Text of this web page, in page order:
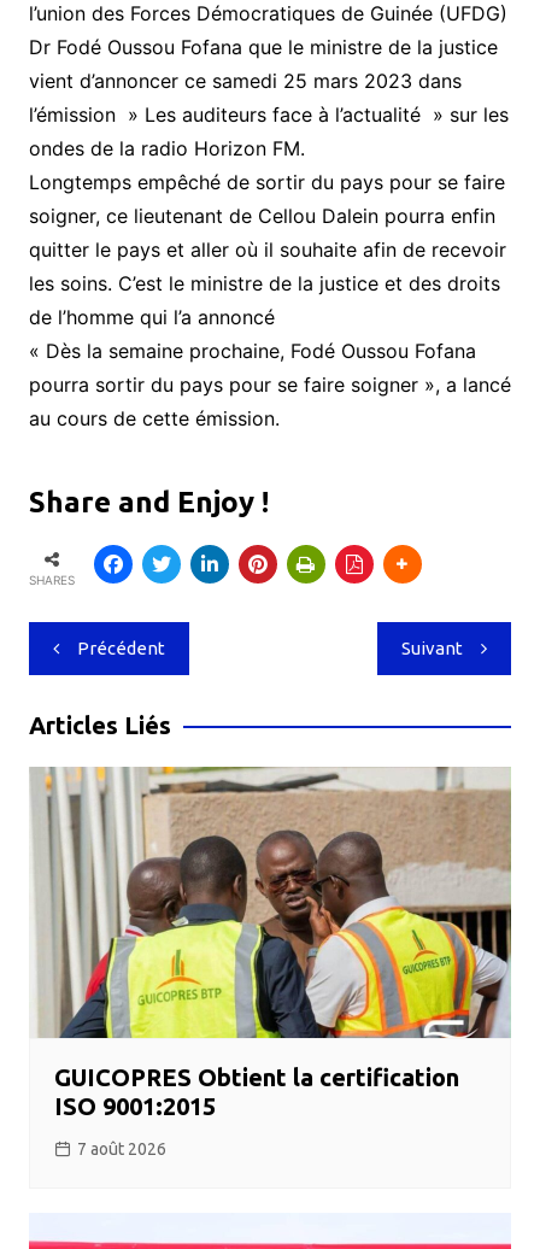
l’union des Forces Démocratiques de Guinée (UFDG)
Dr Fodé Oussou Fofana que le ministre de la justice
vient d’annoncer ce samedi 25 mars 2023 dans
l’émission » Les auditeurs face à l’actualité » sur les
ondes de la radio Horizon FM.
Longtemps empêché de sortir du pays pour se faire
soigner, ce lieutenant de Cellou Dalein pourra enfin
quitter le pays et aller où il souhaite afin de recevoir
les soins. C’est le ministre de la justice et des droits
de l’homme qui l’a annoncé
« Dès la semaine prochaine, Fodé Oussou Fofana
pourra sortir du pays pour se faire soigner », a lancé
au cours de cette émission.
Share and Enjoy !
SHARES
Navigation
de
l’article
Précédent Suivant
Articles Liés
GUICOPRES Obtient la certification
ISO 9001:2015
7 août 2026